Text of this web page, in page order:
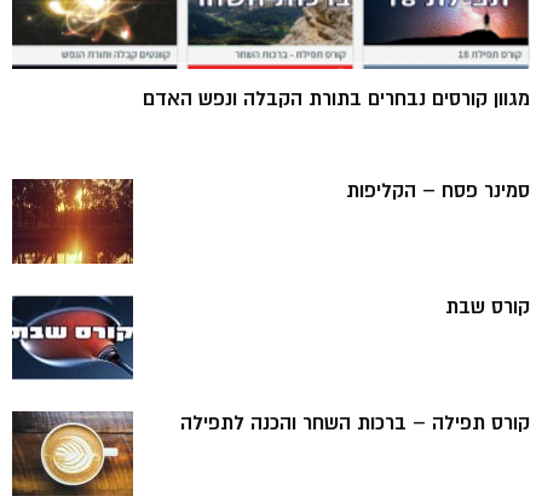
מגוון קורסים נבחרים בתורת הקבלה ונפש האדם
סמינר פסח – הקליפות
קורס שבת
קורס תפילה – ברכות השחר והכנה לתפילה